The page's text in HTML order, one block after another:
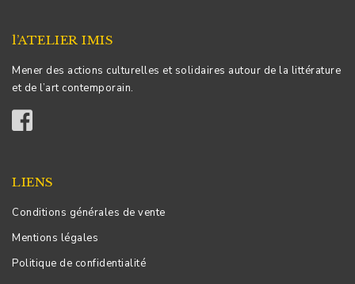
l’ATELIER IMIS
Mener des actions culturelles et solidaires autour de la littérature
et de l’art contemporain.
LIENS
Conditions générales de vente
Mentions légales
Politique de confidentialité